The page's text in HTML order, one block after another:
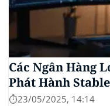
Các Ngân Hàng
Phát Hành
⏱️23/05/2025, 14:14